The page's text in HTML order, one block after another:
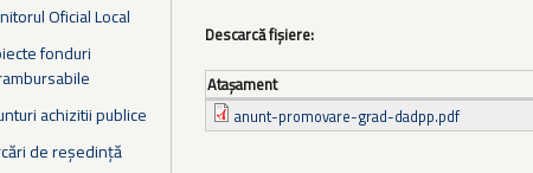
Oficial Local
fonduri
achizitii publice
de reședință
Descarcă fișiere:
Ataşament
anunt-promovare-grad-dadpp.pdf